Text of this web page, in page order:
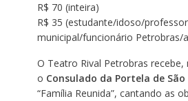
R$ 70 (inteira)
R$ 35 (estudante/idoso/
municipal/funcionário Petrobras/
O Teatro Rival Petrobras recebe,
o Consulado da Portela de São
“Família Reunida”, cantando as